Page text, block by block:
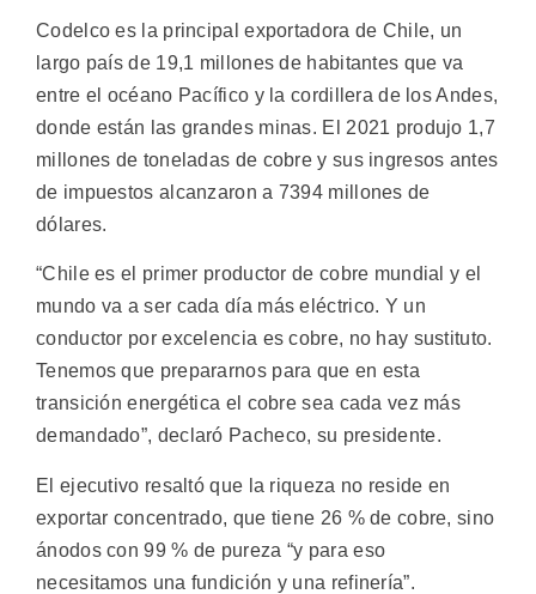
Codelco es la principal exportadora de Chile, un
largo país de 19,1 millones de habitantes que va
entre el océano Pacífico y la cordillera de los Andes,
donde están las grandes minas. El 2021 produjo 1,7
millones de toneladas de cobre y sus ingresos antes
de impuestos alcanzaron a 7394 millones de
dólares.
“Chile es el primer productor de cobre mundial y el
mundo va a ser cada día más eléctrico. Y un
conductor por excelencia es cobre, no hay sustituto.
Tenemos que prepararnos para que en esta
transición energética el cobre sea cada vez más
demandado”, declaró Pacheco, su presidente.
El ejecutivo resaltó que la riqueza no reside en
exportar concentrado, que tiene 26 % de cobre, sino
ánodos con 99 % de pureza “y para eso
necesitamos una fundición y una refinería”.